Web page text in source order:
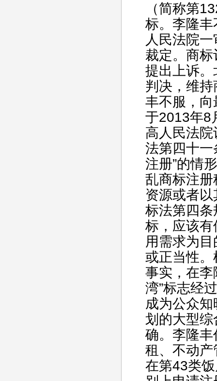
（简称第
标。李隆
人民法院
裁定。商
提出上诉
判决，维
丰不服，
于2013年8
高人民法
法第四十一
注册”的情
乱商标注
资源或者
标法第四
标，应该
用需求为
或正当性
事实，在李
湾”标志经
成为公众
划的大型
确。李隆
租、不动
在第43类